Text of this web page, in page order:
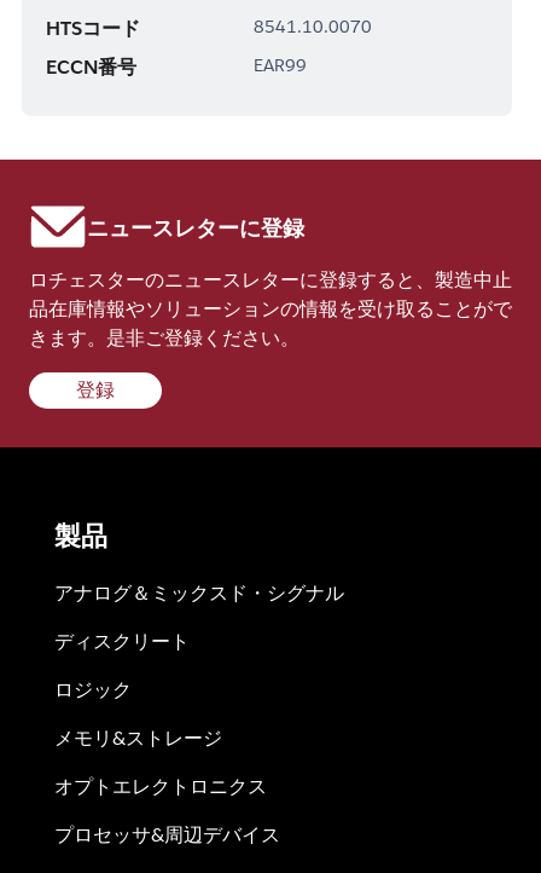
HTSコード 8541.10.0070
ECCN番号 EAR99
ニュースレターに登録
ロチェスターのニュースレターに登録すると、製造中止
品在庫情報やソリューションの情報を受け取ることがで
きます。是非ご登録ください。
登録
製品
アナログ＆ミックスド・シグナル
ディスクリート
ロジック
メモリ&ストレージ
オプトエレクトロニクス
プロセッサ&周辺デバイス